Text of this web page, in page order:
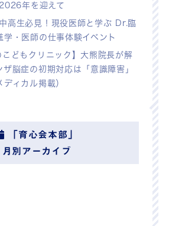
年を迎えて
高生必見！現役医師と学ぶ Dr.臨
学・医師の仕事体験イベント
こどもクリニック】大熊院長が解
脳症の初期対応は「意識障害」
ィカル掲載）
「育心会本部」
月別アーカイブ